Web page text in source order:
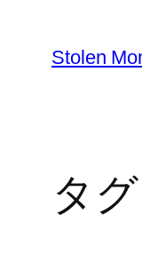
Stolen
タ